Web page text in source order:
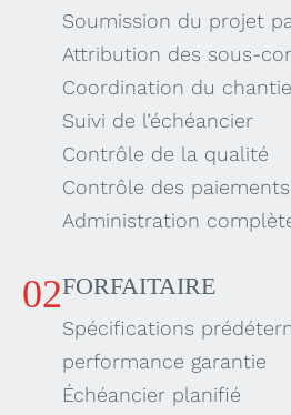
Soumission du projet
Attribution des sous-
Coordination du
Suivi de l’échéancier
Contrôle de la qualité
Contrôle des paiements
Administration
02FORFAITAIRE
Spécifications
performance garantie
Échéancier planifié